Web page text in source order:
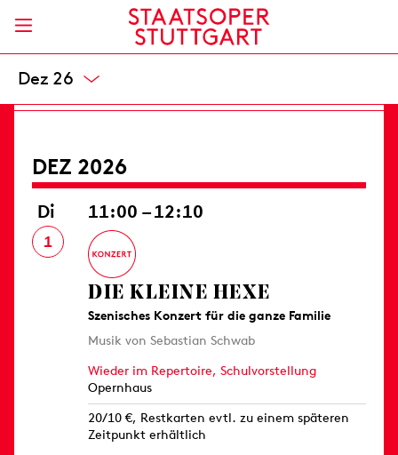
Nov 26
Opernhaus
8 / 20,50 / 33 / 49 / 66 / 82 / 99 / 119 / 139 €
DEZ 2026
Di
1
11:00 – 12:10
DIE KLEINE HEXE
Szenisches Konzert für die ganze Familie
Musik von Sebastian Schwab
Wieder im Repertoire,Schulvorstellung
Opernhaus
20/10 €, Restkarten evtl. zu einem späteren
Zeitpunkt erhältlich